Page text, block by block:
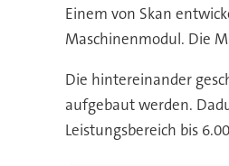
Einem von Skan
Maschinenmodul. Die
Die hintereinander
aufgebaut werden.
Leistungsbereich bis